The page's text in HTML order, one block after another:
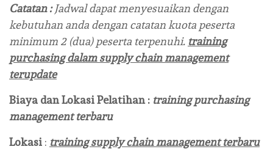
Catatan :Jadwal dapat menyesuaikan dengan
kebutuhan anda dengan catatan kuota peserta
minimum 2 (dua) peserta terpenuhi. training
purchasing dalam supply chain management
terupdate
Biaya dan Lokasi Pelatihan : training purchasing
management terbaru
Lokasi : training supply chain management terbaru